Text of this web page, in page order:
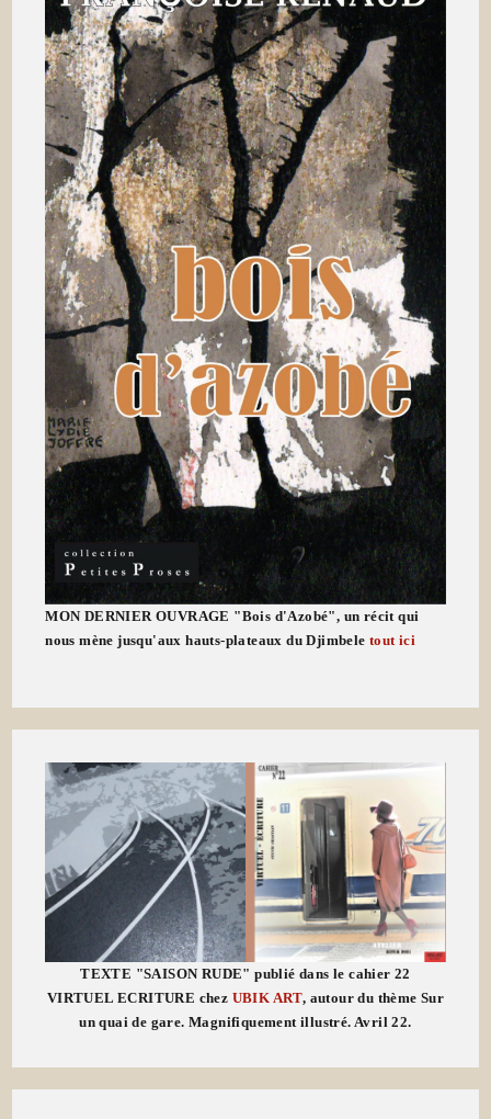
MON DERNIER OUVRAGE "Bois d'Azobé", un récit qui
nous mène jusqu'aux hauts-plateaux du Djimbeletout ici
TEXTE "SAISON RUDE" publié dans le cahier 22
VIRTUEL ECRITURE chez UBIK ART, autour du thème Sur
un quai de gare. Magnifiquement illustré. Avril 22.